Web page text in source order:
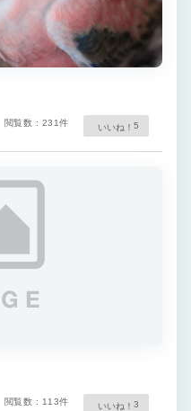
閲覧数 : 231件 5
閲覧数 : 113件 3